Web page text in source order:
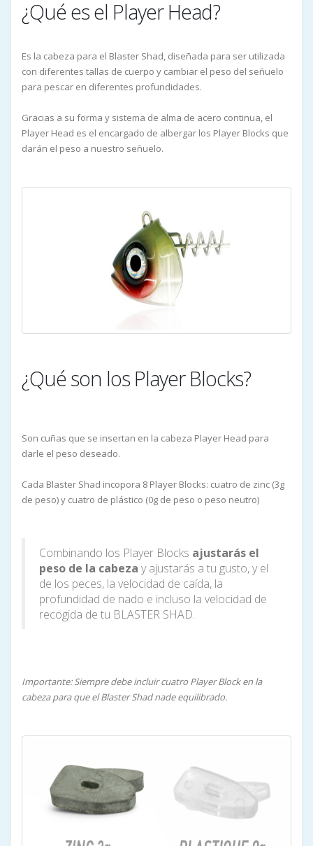
¿Qué es el Player Head?
Es la cabeza para el Blaster Shad, diseñada para ser utilizada
con diferentes tallas de cuerpo y cambiar el peso del señuelo
para pescar en diferentes profundidades.
Gracias a su forma y sistema de alma de acero continua, el
Player Head es el encargado de albergar los Player Blocks que
darán el peso a nuestro señuelo.
¿Qué son los Player Blocks?
Son cuñas que se insertan en la cabeza Player Head para
darle el peso deseado.
Cada Blaster Shad incopora 8 Player Blocks: cuatro de zinc (3g
de peso) y cuatro de plástico (0g de peso o peso neutro)
Combinando los Player Blocks ajustarás el
peso de la cabeza y ajustarás a tu gusto, y el
de los peces, la velocidad de caída, la
profundidad de nado e incluso la velocidad de
recogida de tu BLASTER SHAD.
Importante: Siempre debe incluir cuatro Player Block en la
cabeza para que el Blaster Shad nade equilibrado.